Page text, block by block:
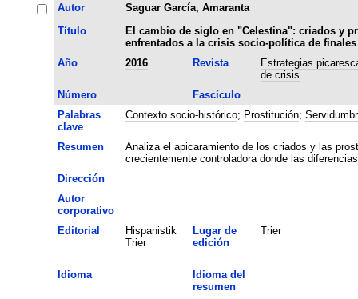
Autor
Saguar García, Amaranta
Título
El cambio de siglo en "Celestina": criados y
enfrentados a la crisis socio-política de
Año
2016 Revista
Estrategias
de crisis
Número
Fascículo
Palabras
clave
Contexto socio-histórico; Prostitución;
Resumen
Analiza el apicaramiento de los criados y las
crecientemente controladora donde las
Dirección
Autor
corporativo
Editorial
Hispanistik
Trier
Lugar de
edición
Trier
Idioma
Idioma del
resumen